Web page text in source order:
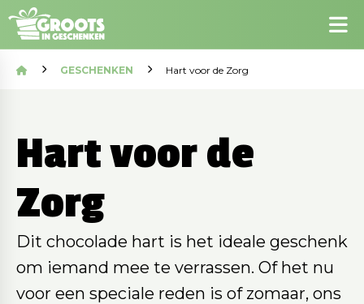
GESCHENKEN Hart voor de Zorg
Hart voor de
Zorg
Dit chocolade hart is het ideale geschenk
om iemand mee te verrassen. Of het nu
voor een speciale reden is of zomaar, ons